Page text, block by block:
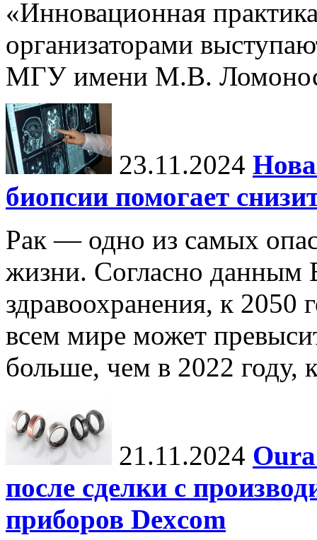
«Инновационная
организаторами
МГУ имени М.В.
23.11.2024
биопсии помогает
Рак — одно из самых
жизни. Согласно данным
здравоохранения, к 2050
всем мире может
больше, чем в 2022 году,
21.11.2024
после сделки с
приборов Dexcom